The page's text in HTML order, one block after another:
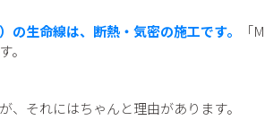
生命線は、断熱・気密の施工です。
。
、それにはちゃんと理由があります。